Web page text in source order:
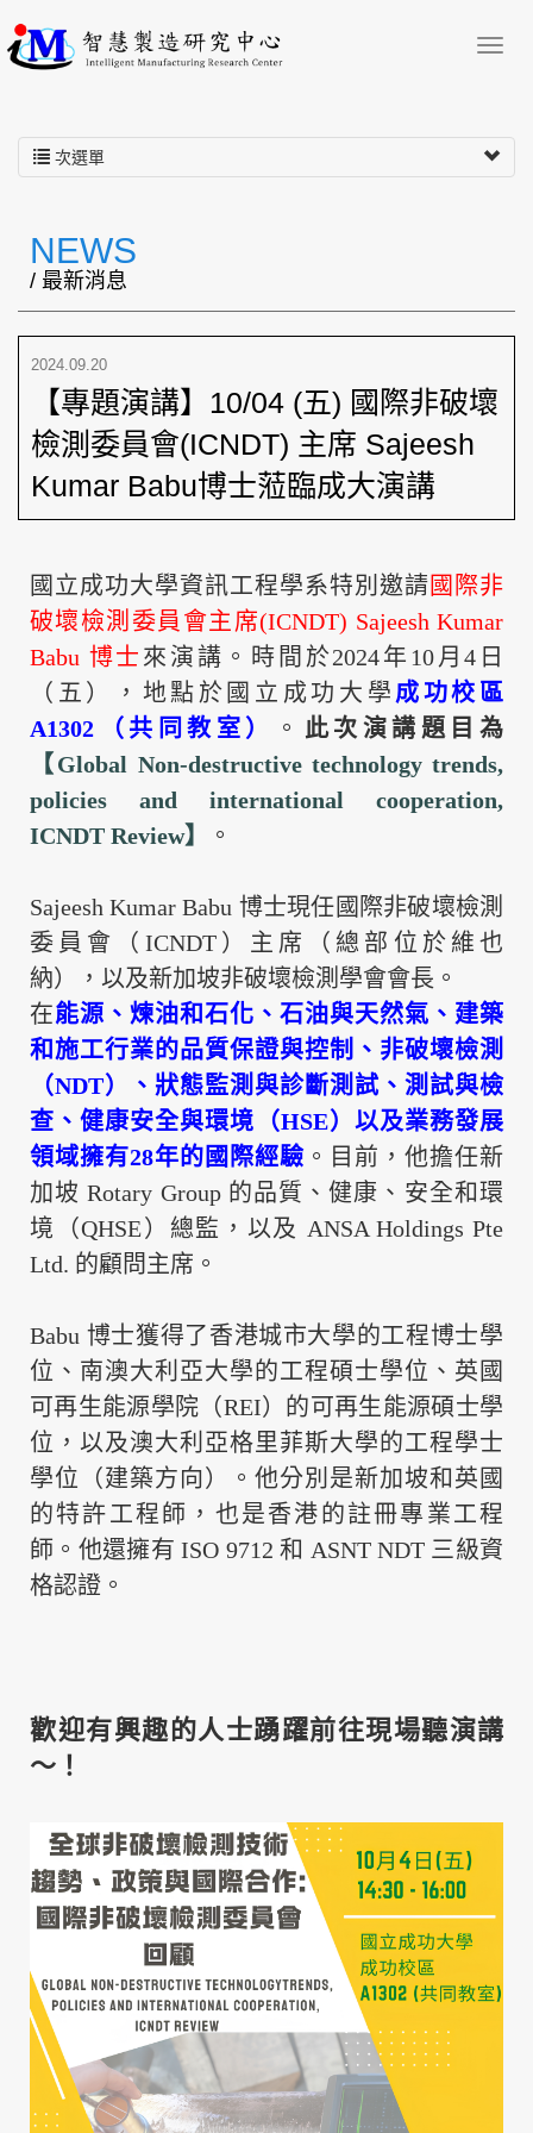
次選單
NEWS
/ 最新消息
2024.09.20
【專題演講】10/04 (五) 國際非破壞
檢測委員會(ICNDT) 主席 Sajeesh
Kumar Babu博士蒞臨成大演講
國立成功大學資訊工程學系特別邀請 國際非
破壞檢測委員會主席(ICNDT) Sajeesh Kumar
Babu 博士 來演講。時間於2024年 10月4 日
（五），地點於國立成功大學 成功校區
A1302 （共同教室） 。
此次演講題目為
【 Global Non-destructive technology trends,
policies and international cooperation,
ICNDT Review】 。
Sajeesh Kumar Babu 博士現任國際非破壞檢測
委員會（ ICNDT）主席（總部位於維也
納），以及新加坡非破壞檢測學會會長。
在能源、煉油和石化、石油與天然氣、建築
和施工行業的品質保證與控制、非破壞檢測
（NDT）、狀態監測與診斷測試、測試與檢
查、健康安全與環境（HSE）以及業務發展
領域擁有28年的國際經驗 。目前，他擔任新
加坡 Rotary Group 的品質、健康、安全和環
境（QHSE）總監，以及 ANSA Holdings Pte
Ltd. 的顧問主席。
Babu 博士獲得了香港城市大學的工程博士學
位、南澳大利亞大學的工程碩士學位、英國
可再生能源學院（REI）的可再生能源碩士學
位，以及澳大利亞格里菲斯大學的工程學士
學位（建築方向）。他分別是新加坡和英國
的特許工程師，也是香港的註冊專業工程
師。他還擁有 ISO 9712 和 ASNT NDT 三級資
格認證。
歡迎有興趣的人士踴躍前往現場聽演講
～！